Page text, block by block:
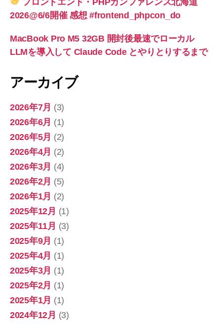
2026@6/6開催 感想 #frontend_phpcon_do
MacBook Pro M5 32GB 開封後最速でローカル
LLMを導入して Claude Code とやりとりするまで
アーカイブ
2026年7月 (3)
2026年6月 (1)
2026年5月 (2)
2026年4月 (2)
2026年3月 (4)
2026年2月 (5)
2026年1月 (2)
2025年12月 (1)
2025年11月 (3)
2025年9月 (1)
2025年4月 (1)
2025年3月 (1)
2025年2月 (1)
2025年1月 (1)
2024年12月 (3)